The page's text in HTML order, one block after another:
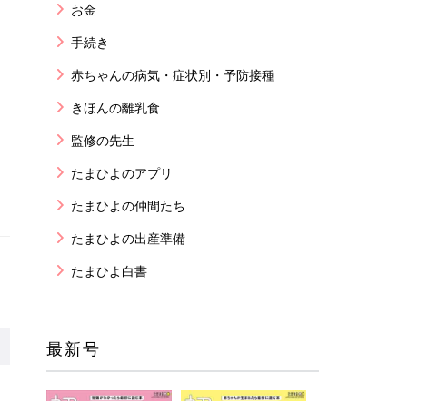
お金
手続き
赤ちゃんの病気・症状別・予防接種
きほんの離乳食
監修の先生
たまひよのアプリ
たまひよの仲間たち
たまひよの出産準備
たまひよ白書
最新号